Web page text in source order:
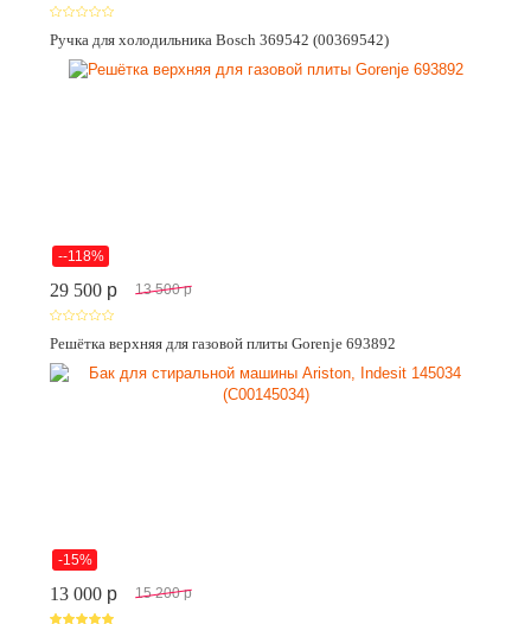
Ручка для холодильника Bosch 369542 (00369542)
--118%
29 500 p 13 500 p
Решётка верхняя для газовой плиты Gorenje 693892
-15%
13 000 p 15 200 p